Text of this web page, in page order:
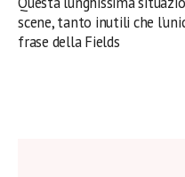
scene, tanto inutili che
frase della Fields